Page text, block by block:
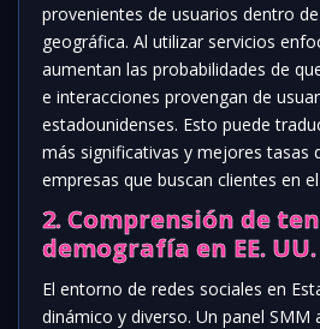
provenientes de usuarios dentro
geográfica. Al utilizar servicios
aumentan las probabilidades de
e interacciones provengan de
estadounidenses. Esto puede
más significativas y mejores tasas
empresas que buscan clientes en
2. Comprensión de
demografía en EE. UU.
El entorno de redes sociales en
dinámico y diverso. Un panel SMM